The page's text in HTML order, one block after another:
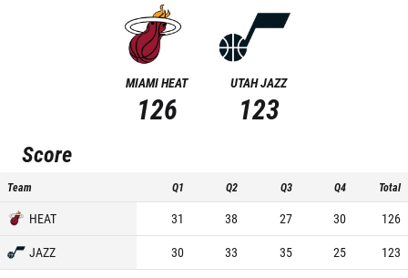
MIAMI HEAT
126
UTAH JAZZ
123
Score
Team Q1 Q2 Q3 Q4 Total
HEAT 31 38 27 30
126
JAZZ
30 33 35 25 123